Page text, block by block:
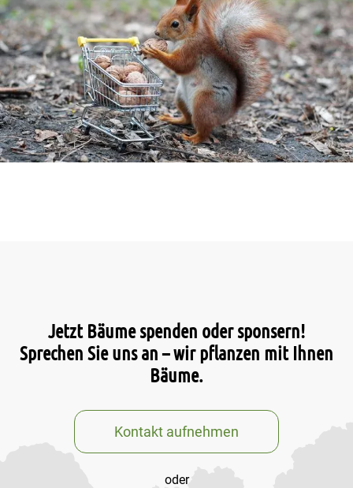
Jetzt Bäume spenden oder sponsern!
Sprechen Sie uns an – wir pflanzen mit Ihnen
Bäume.
Kontakt aufnehmen
oder